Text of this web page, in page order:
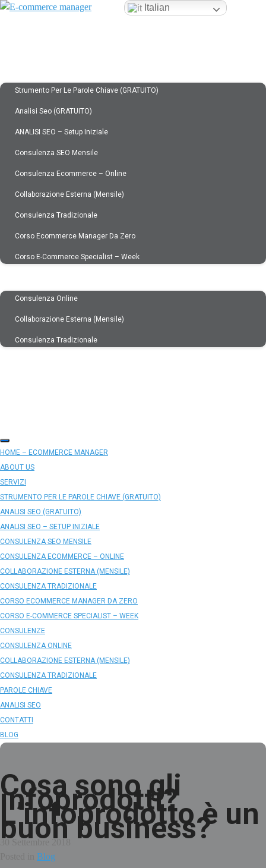
Strumento Per Le Parole Chiave (GRATUITO)
Analisi Seo (GRATUITO)
ANALISI SEO – Setup Iniziale
Consulenza SEO Mensile
Consulenza Ecommerce – Online
Collaborazione Esterna (mensile)
Consulenza Tradizionale
Corso Ecommerce Manager Da Zero
Corso E-Commerce Specialist – Week
Consulenza Online
Collaborazione Esterna (mensile)
Consulenza Tradizionale
HOME – ECOMMERCE MANAGER
ABOUT US
SERVIZI
STRUMENTO PER LE PAROLE CHIAVE (GRATUITO)
ANALISI SEO (GRATUITO)
ANALISI SEO – SETUP INIZIALE
CONSULENZA SEO MENSILE
CONSULENZA ECOMMERCE – ONLINE
COLLABORAZIONE ESTERNA (MENSILE)
CONSULENZA TRADIZIONALE
CORSO ECOMMERCE MANAGER DA ZERO
CORSO E-COMMERCE SPECIALIST – WEEK
CONSULENZE
CONSULENZA ONLINE
COLLABORAZIONE ESTERNA (MENSILE)
CONSULENZA TRADIZIONALE
PAROLE CHIAVE
ANALISI SEO
CONTATTI
BLOG
Cosa sono gli
infoprodotti?
L’infoprodotto è un
buon business?
Blog
Italian